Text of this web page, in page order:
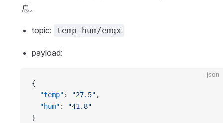
息。
topic: temp_hum/emqx
payload:
json
{
  "temp"
: "27.5" ,
  "hum"
:
"41.8"
}